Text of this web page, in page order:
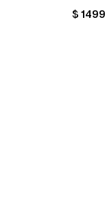
PRICE:
$ 1499